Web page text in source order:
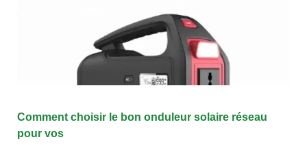
Comment choisir le bon onduleur solaire réseau
pour vos